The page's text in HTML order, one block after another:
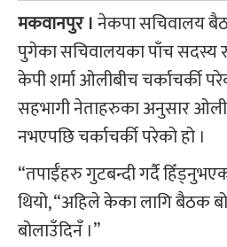
मकवानपुर ।नेकपा सचिवालय
पुगेका सचिवालयका पाँच सदस्य र
केपी शर्मा ओलीबीच चर्काचर्की
सहभागी नेताहरुका अनुसार
नभएपछि चर्काचर्की परेको हो ।
“तपाईँहरु गुटबन्दी गर्दै
थियो, “अहिले केका लागि बैठक
बोलाउँदिनँ ।”